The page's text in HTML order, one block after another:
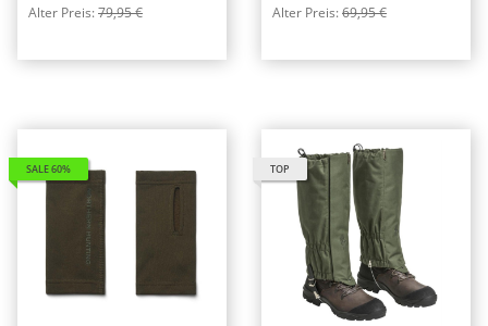
Alter Preis:79,95 € Alter Preis:69,95 €
SALE 60% TOP